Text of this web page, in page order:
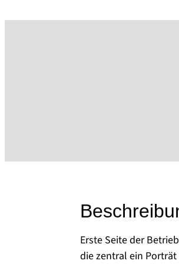
Erste Seite der
die zentral ein